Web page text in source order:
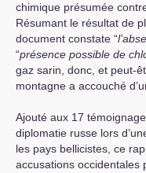
chimique présumée
Résumant le résultat de
document constate “
“présence possible de
gaz sarin, donc, et peut-
montagne a accouché
Ajouté aux 17
diplomatie russe lors
les pays bellicistes, ce
accusations occidentales